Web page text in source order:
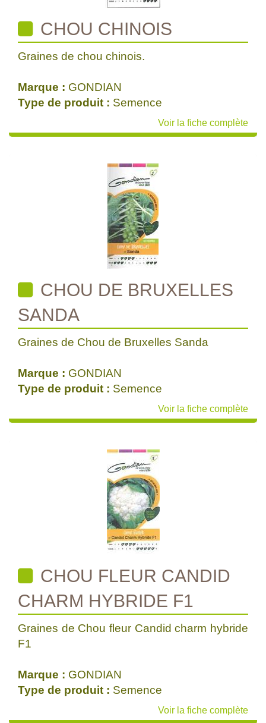
CHOU CHINOIS
Graines de chou chinois.
Marque : GONDIAN
Type de produit : Semence
Voir la fiche complète
CHOU DE BRUXELLES
SANDA
Graines de Chou de Bruxelles Sanda
Marque : GONDIAN
Type de produit : Semence
Voir la fiche complète
CHOU FLEUR CANDID
CHARM HYBRIDE F1
Graines de Chou fleur Candid charm hybride
F1
Marque : GONDIAN
Type de produit : Semence
Voir la fiche complète